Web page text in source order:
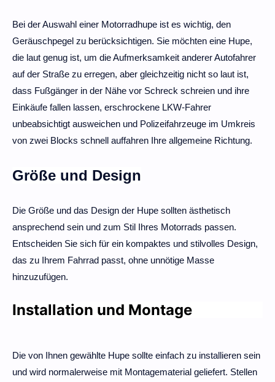
Bei der Auswahl einer Motorradhupe ist es wichtig, den
Geräuschpegel zu berücksichtigen. Sie möchten eine Hupe,
die laut genug ist, um die Aufmerksamkeit anderer Autofahrer
auf der Straße zu erregen, aber gleichzeitig nicht so laut ist,
dass Fußgänger in der Nähe vor Schreck schreien und ihre
Einkäufe fallen lassen, erschrockene LKW-Fahrer
unbeabsichtigt ausweichen und Polizeifahrzeuge im Umkreis
von zwei Blocks schnell auffahren Ihre allgemeine Richtung.
Größe und Design
Die Größe und das Design der Hupe sollten ästhetisch
ansprechend sein und zum Stil Ihres Motorrads passen.
Entscheiden Sie sich für ein kompaktes und stilvolles Design,
das zu Ihrem Fahrrad passt, ohne unnötige Masse
hinzuzufügen.
Installation und Montage
Die von Ihnen gewählte Hupe sollte einfach zu installieren sein
und wird normalerweise mit Montagematerial geliefert. Stellen